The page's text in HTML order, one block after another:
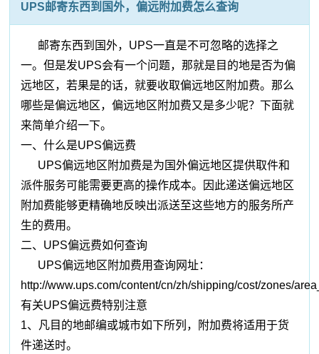
UPS邮寄东西到国外，偏远附加费怎么查询
邮寄东西到国外，UPS一直是不可忽略的选择之
一。但是发UPS会有一个问题，那就是目的地是否为偏
远地区，若果是的话，就要收取偏远地区附加费。那么
哪些是偏远地区，偏远地区附加费又是多少呢？下面就
来简单介绍一下。
一、什么是UPS偏远费
UPS偏远地区附加费是为国外偏远地区提供取件和
派件服务可能需要更高的操作成本。因此递送偏远地区
附加费能够更精确地反映出派送至这些地方的服务所产
生的费用。
二、UPS偏远费如何查询
UPS偏远地区附加费用查询网址：
http://www.ups.com/content/cn/zh/shipping/cost/zones/
有关UPS偏远费特别注意
1、凡目的地邮编或城市如下所列，附加费将适用于货
件递送时。